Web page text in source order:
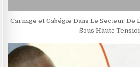
Carnage et Gabégie Dans Le Secteur De
Sous Haute